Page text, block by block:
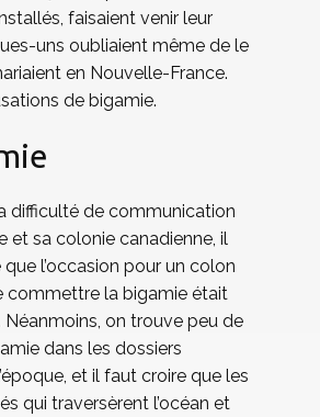
faisaient venir leur
uns oubliaient même de le
en Nouvelle-France.
de bigamie.
difficulté de communication
et sa colonie canadienne, il
l’occasion pour un colon
commettre la bigamie était
Néanmoins, on trouve peu de
dans les dossiers
et il faut croire que les
qui traversèrent l’océan et